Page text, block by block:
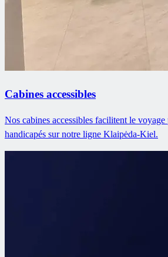
Cabines accessibles
Nos cabines accessibles facilitent le voyage
handicapés sur notre ligne Klaipėda-Kiel.